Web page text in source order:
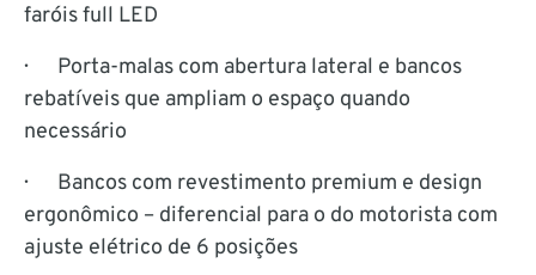
faróis full LED
· Porta-malas com abertura lateral e bancos
rebatíveis que ampliam o espaço quando
necessário
· Bancos com revestimento premium e design
ergonômico – diferencial para o do motorista com
ajuste elétrico de 6 posições